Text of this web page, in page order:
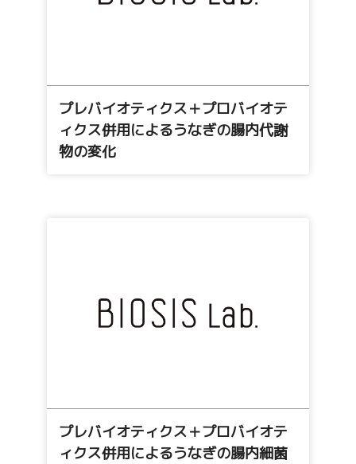
プレバイオティクス＋プロバイオテ
ィクス併用によるうなぎの腸内代謝
物の変化
プレバイオティクス＋プロバイオテ
ィクス併用によるうなぎの腸内細菌